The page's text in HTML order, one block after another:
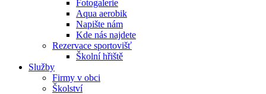
Fotogalerie
Aqua aerobik
Napište nám
Kde nás najdete
Rezervace sportovišť
Školní hřiště
Služby
Firmy v obci
Školství